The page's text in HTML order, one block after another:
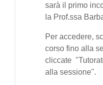
sarà il primo
la Prof.ssa
Per accedere,
corso fino alla
cliccate
alla sessione".